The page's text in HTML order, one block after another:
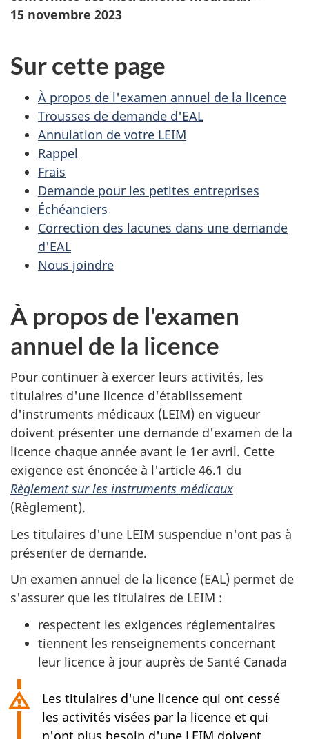
15 novembre 2023
Sur cette page
À propos de l'examen annuel de la licence
Trousses de demande d'EAL
Annulation de votre LEIM
Rappel
Frais
Demande pour les petites entreprises
Échéanciers
Correction des lacunes dans une demande
d'EAL
Nous joindre
À propos de l'examen
annuel de la licence
Pour continuer à exercer leurs activités, les
titulaires d'une licence d'établissement
d'instruments médicaux (LEIM) en vigueur
doivent présenter une demande d'examen de la
licence chaque année avant le 1er avril. Cette
exigence est énoncée à l'article 46.1 du
Règlement sur les instruments médicaux
(Règlement).
Les titulaires d'une LEIM suspendue n'ont pas à
présenter de demande.
Un examen annuel de la licence (EAL) permet de
s'assurer que les titulaires de LEIM :
respectent les exigences réglementaires
tiennent les renseignements concernant
leur licence à jour auprès de Santé Canada
Les titulaires d'une licence qui ont cessé
les activités visées par la licence et qui
n'ont plus besoin d'une LEIM doivent